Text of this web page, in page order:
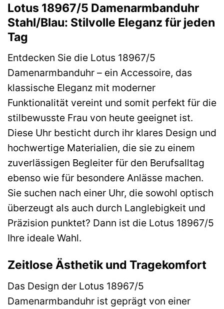
Lotus 18967/5 Damenarmbanduhr
Stahl/Blau: Stilvolle Eleganz für jeden
Tag
Entdecken Sie die Lotus 18967/5
Damenarmbanduhr – ein Accessoire, das
klassische Eleganz mit moderner
Funktionalität vereint und somit perfekt für die
stilbewusste Frau von heute geeignet ist.
Diese Uhr besticht durch ihr klares Design und
hochwertige Materialien, die sie zu einem
zuverlässigen Begleiter für den Berufsalltag
ebenso wie für besondere Anlässe machen.
Sie suchen nach einer Uhr, die sowohl optisch
überzeugt als auch durch Langlebigkeit und
Präzision punktet? Dann ist die Lotus 18967/5
Ihre ideale Wahl.
Zeitlose Ästhetik und Tragekomfort
Das Design der Lotus 18967/5
Damenarmbanduhr ist geprägt von einer